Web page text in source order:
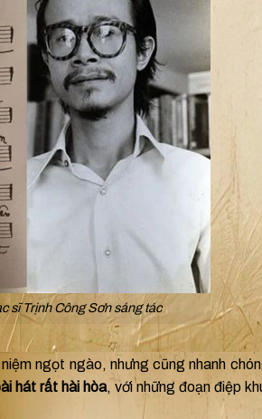
sĩ Trịnh Công Sơn sáng tác
ngọt ngào, nhưng cũng nhanh
hát rất hài hòa, với những đoạn điệp